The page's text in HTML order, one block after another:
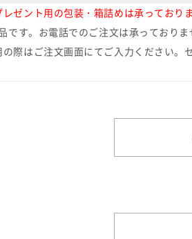
ゼント用の包装・箱詰めは承っておりま
です。お電話でのご注文は承っておりま
の際はご注文画面にてご入力ください